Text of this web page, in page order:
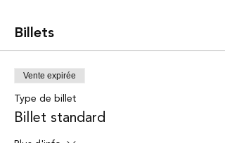
Billets
Vente expirée
Type de billet
Billet standard